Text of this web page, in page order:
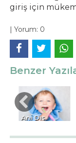
giriş için
Yorum: 0
Benzer
Ani Diş